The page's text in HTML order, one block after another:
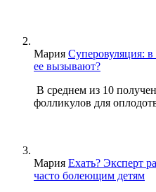
Мария Суперовуляция:
ее вызывают?
В среднем из 10
фолликулов для
Мария Ехать? Эксперт
часто болеющим детям